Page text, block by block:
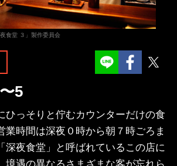
食堂 ３」製作委員会
5
ひっそりと佇むカウンターだけの食
業時間は深夜０時から朝７時ごろま
深夜食堂」と呼ばれているこの店に